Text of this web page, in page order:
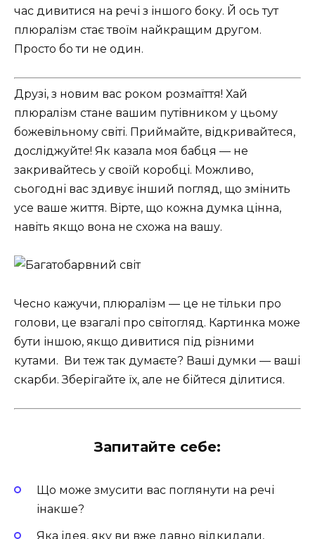
час дивитися на речі з іншого боку. Й ось тут
плюралізм стає твоїм найкращим другом.
Просто бо ти не один.
Друзі, з новим вас роком розмаїття! Хай
плюралізм стане вашим путівником у цьому
божевільному світі. Приймайте, відкривайтеся,
досліджуйте! Як казала моя бабця — не
закривайтесь у своїй коробці. Можливо,
сьогодні вас здивує інший погляд, що змінить
усе ваше життя. Вірте, що кожна думка цінна,
навіть якщо вона не схожа на вашу.
Чесно кажучи, плюралізм — це не тільки про
голови, це взагалі про світогляд. Картинка може
бути іншою, якщо дивитися під різними
кутами. ️ Ви теж так думаєте? Ваші думки — ваші
скарби. Зберігайте їх, але не бійтеся ділитися.
Запитайте себе:
Що може змусити вас поглянути на речі
інакше?
Яка ідея, яку ви вже давно відкидали,